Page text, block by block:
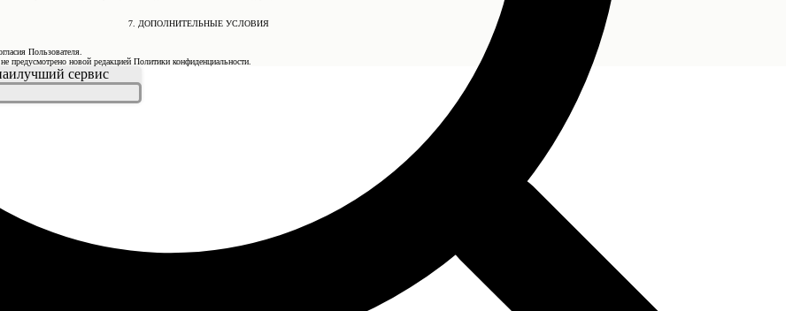
7. ДОПОЛНИТЕЛЬНЫЕ УСЛОВИЯ
Пользователя.
предусмотрено новой редакцией Политики конфиденциальности.
сервис